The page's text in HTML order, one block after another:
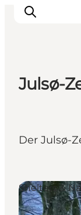
Julsø-
Der Julsø-
Shelters &